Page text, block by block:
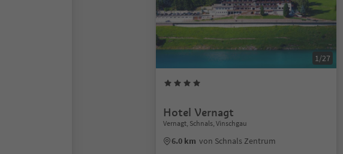
1/27
Hotel Vernagt
Vernagt, Schnals, Vinschgau
6.0 km von Schnals Zentrum